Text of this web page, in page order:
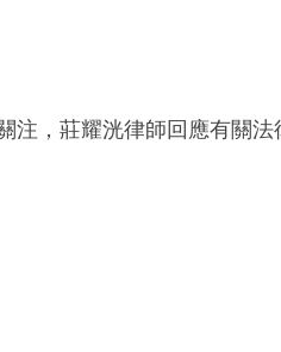
注，莊耀洸律師回應有關法